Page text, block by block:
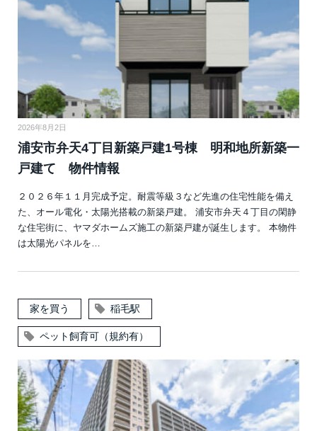
2026年8月2日
浦安市弁天4丁目新築戸建1号棟 明和地所新築一
戸建て 物件情報
２０２６年１１月完成予定。耐震等級３など先進の住宅性能を備え
た、オール電化・太陽光搭載の新築戸建。 浦安市弁天４丁目の閑静
な住宅街に、ヤマダホームズ施工の新築戸建が誕生します。 本物件
は太陽光パネルを…
家を買う 稲毛駅
ペット飼育可（規約有）